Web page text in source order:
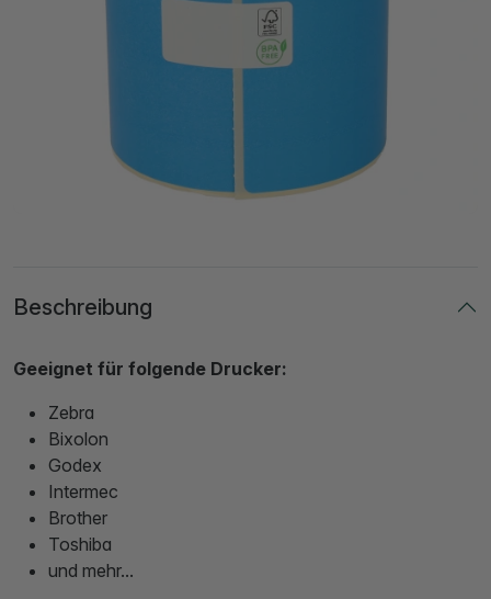
Beschreibung
Geeignet für folgende Drucker:
Zebra
Bixolon
Godex
Intermec
Brother
Toshiba
und mehr...